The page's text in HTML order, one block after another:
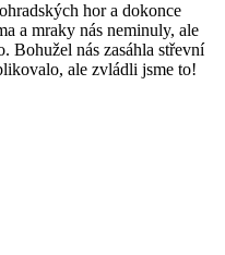
hor a dokonce
a mraky nás neminuly, ale
Bohužel nás zasáhla střevní
ale zvládli jsme to!